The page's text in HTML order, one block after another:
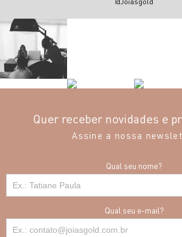
Quer receber novidades e
Assine a nossa
Qual seu nome?
Qual seu e-mail?